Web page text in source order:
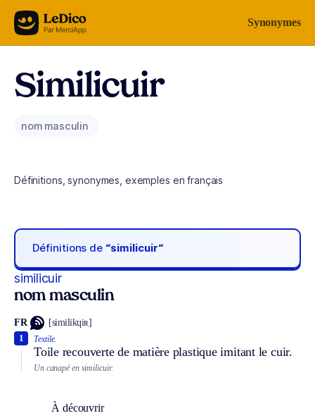
Aller au contenu Synonymes
Similicuir
nom masculin
Définitions, synonymes, exemples en français
Définitions de “similicuir“
similicuir
nom masculin
FR [similikɥiʀ]
Textile.
Toile recouverte de matière plastique imitant le cuir.
1
Un canapé en similicuir.
À découvrir